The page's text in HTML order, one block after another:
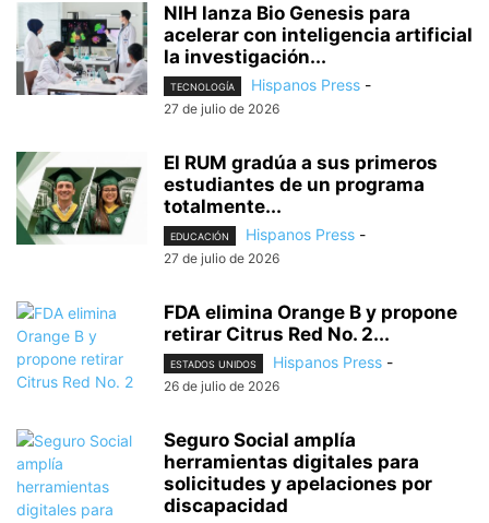
NIH lanza Bio Genesis para
acelerar con inteligencia artificial
la investigación...
TECNOLOGÍA Hispanos Press -
27 de julio de 2026
El RUM gradúa a sus primeros
estudiantes de un programa
totalmente...
EDUCACIÓN Hispanos Press -
27 de julio de 2026
FDA elimina Orange B y propone
retirar Citrus Red No. 2...
ESTADOS UNIDOS Hispanos Press -
26 de julio de 2026
Seguro Social amplía
herramientas digitales para
solicitudes y apelaciones por
discapacidad